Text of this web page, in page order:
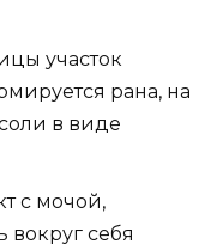
участок
рана, на
в виде
с мочой,
вокруг себя